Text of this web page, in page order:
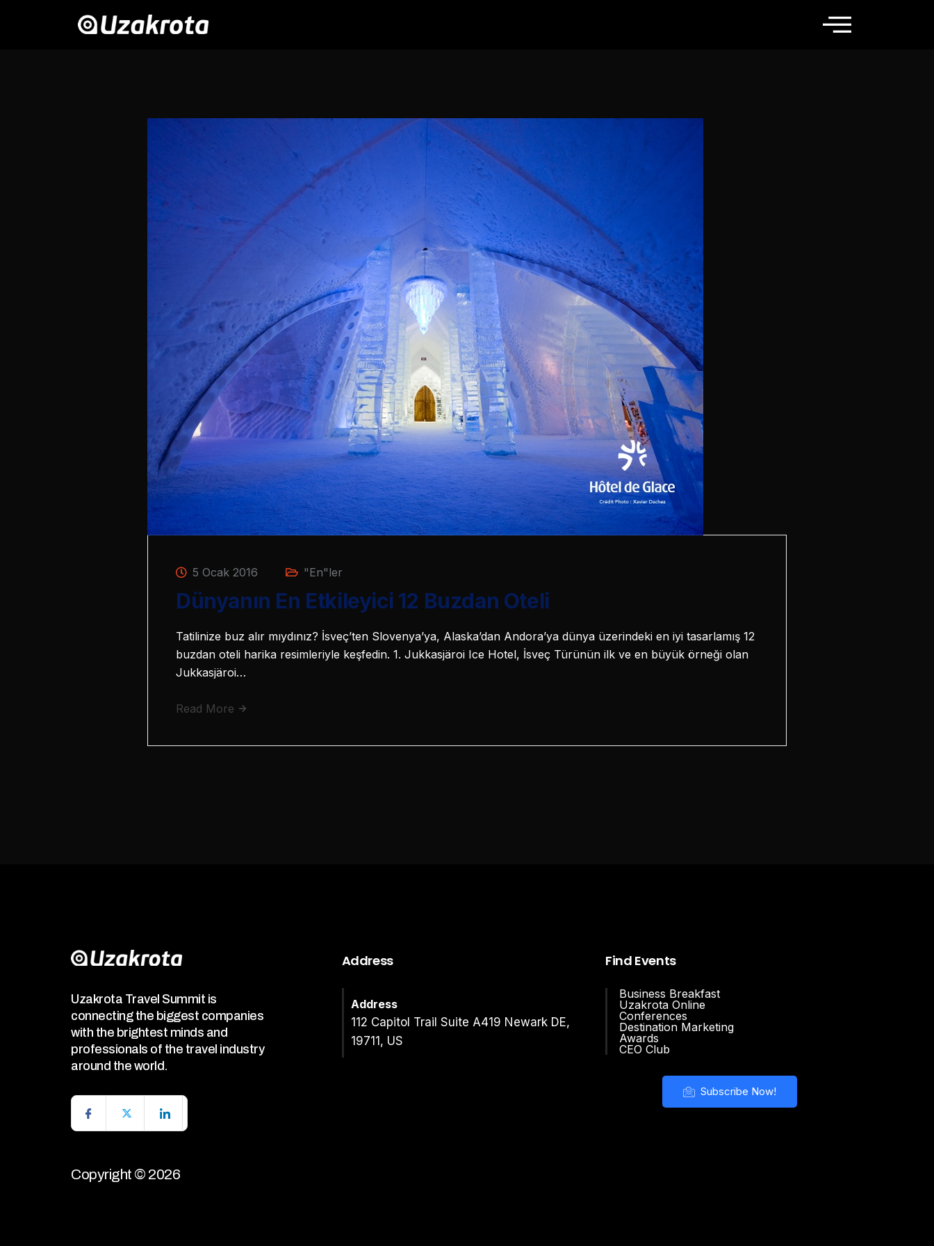
5 Ocak 2016 "En"ler
Dünyanın En Etkileyici 12 Buzdan Oteli
Tatilinize buz alır mıydınız? İsveç’ten Slovenya’ya, Alaska’dan Andora’ya dünya üzerindeki en iyi tasarlamış 12
buzdan oteli harika resimleriyle keşfedin. 1. Jukkasjäroi Ice Hotel, İsveç Türünün ilk ve en büyük örneği olan
Jukkasjäroi…
Read More
Uzakrota Travel Summit is
connecting the biggest companies
with the brightest minds and
professionals of the travel industry
around the world.
Copyright © 2026
Address
Address
112 Capitol Trail Suite A419 Newark DE,
19711, US
Find Events
Business Breakfast
Uzakrota Online
Conferences
Destination Marketing
Awards
CEO Club
Subscribe Now!